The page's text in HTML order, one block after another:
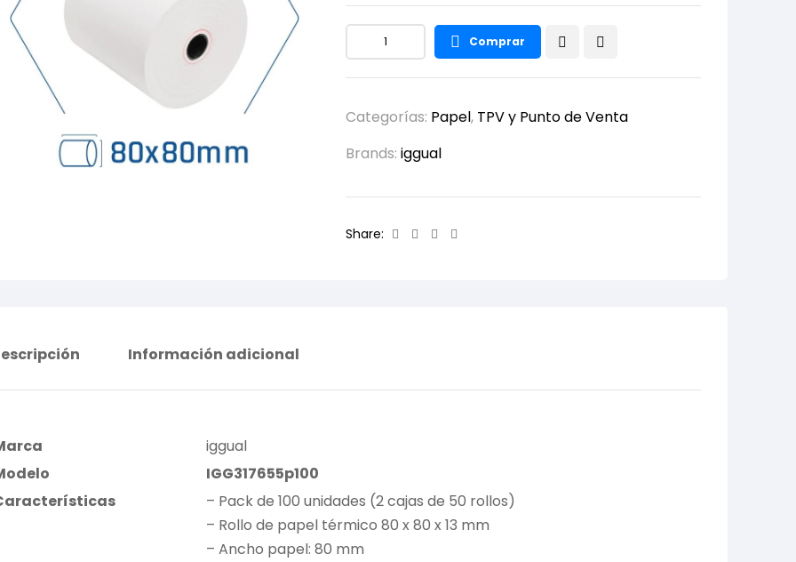
Comprar
Categorías: Papel, TPV y Punto de Venta
Brands: iggual
Share: Facebook
TwitterLinkedin
Información adicional
iggual
IGG317655p100
– Pack de 100 unidades (2 cajas de 50 rollos)
– Rollo de papel térmico 80 x 80 x 13 mm
– Ancho papel: 80 mm